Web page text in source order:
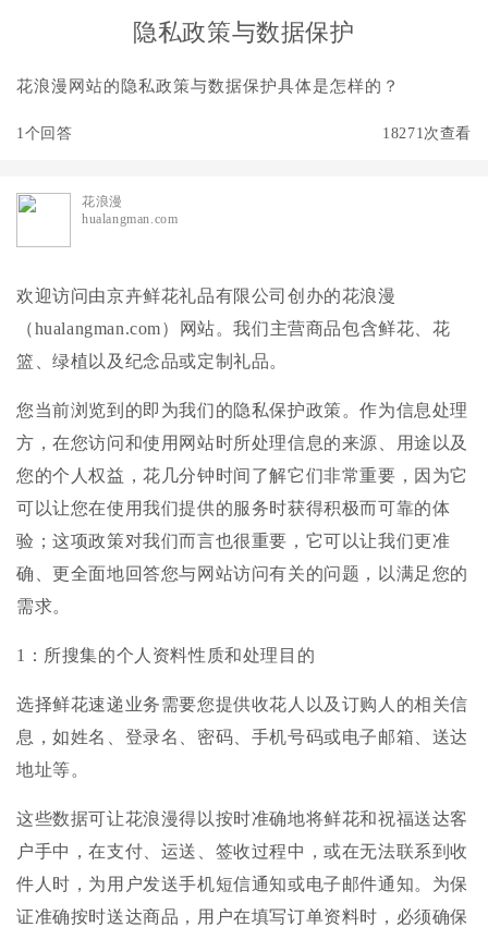
隐私政策与数据保护
花浪漫网站的隐私政策与数据保护具体是怎样的？
1个回答 18271次查看
花浪漫
hualangman.com
欢迎访问由京卉鲜花礼品有限公司创办的花浪漫
（hualangman.com）网站。我们主营商品包含鲜花、花
篮、绿植以及纪念品或定制礼品。
您当前浏览到的即为我们的隐私保护政策。作为信息处理
方，在您访问和使用网站时所处理信息的来源、用途以及
您的个人权益，花几分钟时间了解它们非常重要，因为它
可以让您在使用我们提供的服务时获得积极而可靠的体
验；这项政策对我们而言也很重要，它可以让我们更准
确、更全面地回答您与网站访问有关的问题，以满足您的
需求。
1：所搜集的个人资料性质和处理目的
选择鲜花速递业务需要您提供收花人以及订购人的相关信
息，如姓名、登录名、密码、手机号码或电子邮箱、送达
地址等。
这些数据可让花浪漫得以按时准确地将鲜花和祝福送达客
户手中，在支付、运送、签收过程中，或在无法联系到收
件人时，为用户发送手机短信通知或电子邮件通知。为保
证准确按时送达商品，用户在填写订单资料时，必须确保